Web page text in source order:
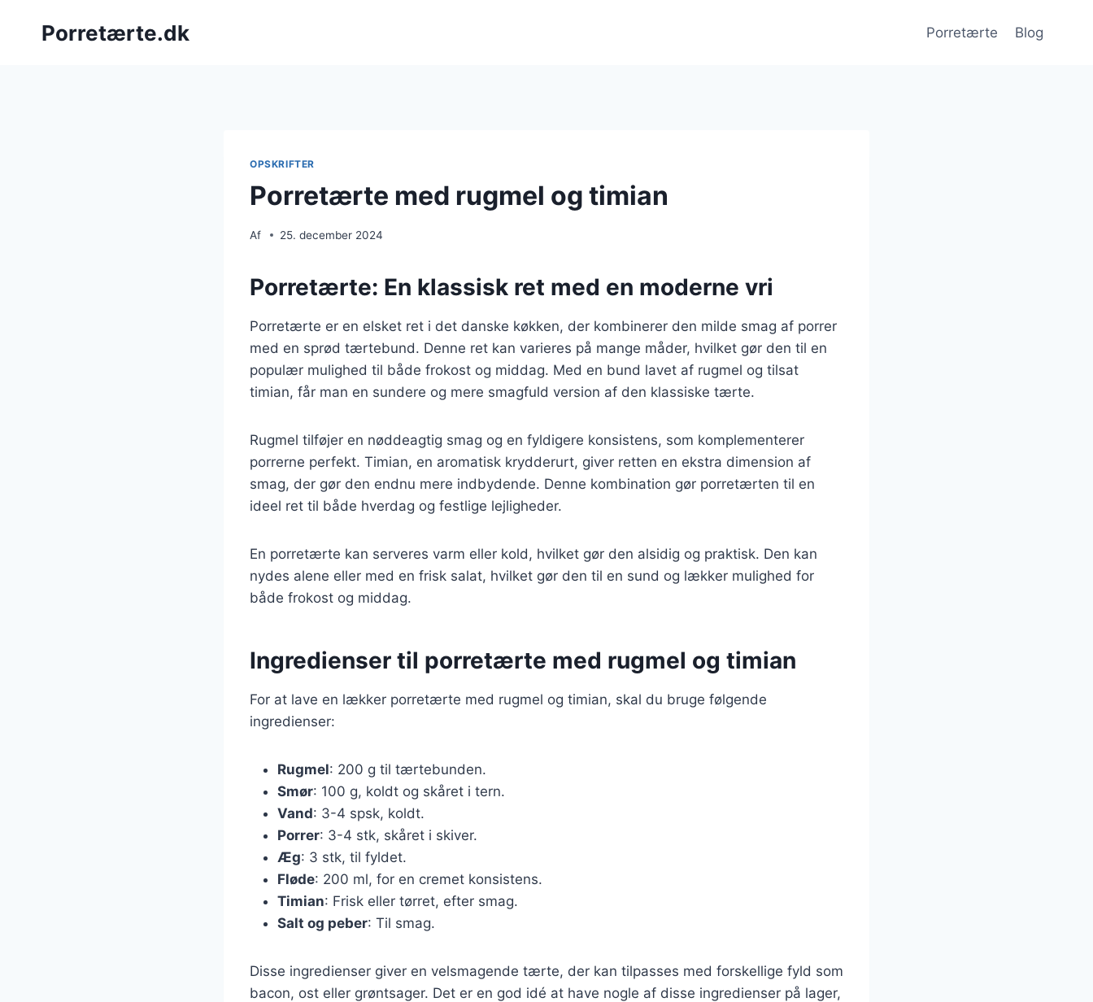
Porretærte.dk Porretærte Blog
OPSKRIFTER
Porretærte med rugmel og timian
Af 25. december 2024
Porretærte: En klassisk ret med en moderne vri
Porretærte er en elsket ret i det danske køkken, der kombinerer den milde smag af porrer
med en sprød tærtebund. Denne ret kan varieres på mange måder, hvilket gør den til en
populær mulighed til både frokost og middag. Med en bund lavet af rugmel og tilsat
timian, får man en sundere og mere smagfuld version af den klassiske tærte.
Rugmel tilføjer en nøddeagtig smag og en fyldigere konsistens, som komplementerer
porrerne perfekt. Timian, en aromatisk krydderurt, giver retten en ekstra dimension af
smag, der gør den endnu mere indbydende. Denne kombination gør porretærten til en
ideel ret til både hverdag og festlige lejligheder.
En porretærte kan serveres varm eller kold, hvilket gør den alsidig og praktisk. Den kan
nydes alene eller med en frisk salat, hvilket gør den til en sund og lækker mulighed for
både frokost og middag.
Ingredienser til porretærte med rugmel og timian
For at lave en lækker porretærte med rugmel og timian, skal du bruge følgende
ingredienser:
Rugmel: 200 g til tærtebunden.
Smør: 100 g, koldt og skåret i tern.
Vand: 3-4 spsk, koldt.
Porrer: 3-4 stk, skåret i skiver.
Æg: 3 stk, til fyldet.
Fløde: 200 ml, for en cremet konsistens.
Timian: Frisk eller tørret, efter smag.
Salt og peber: Til smag.
Disse ingredienser giver en velsmagende tærte, der kan tilpasses med forskellige fyld som
bacon, ost eller grøntsager. Det er en god idé at have nogle af disse ingredienser på lager,